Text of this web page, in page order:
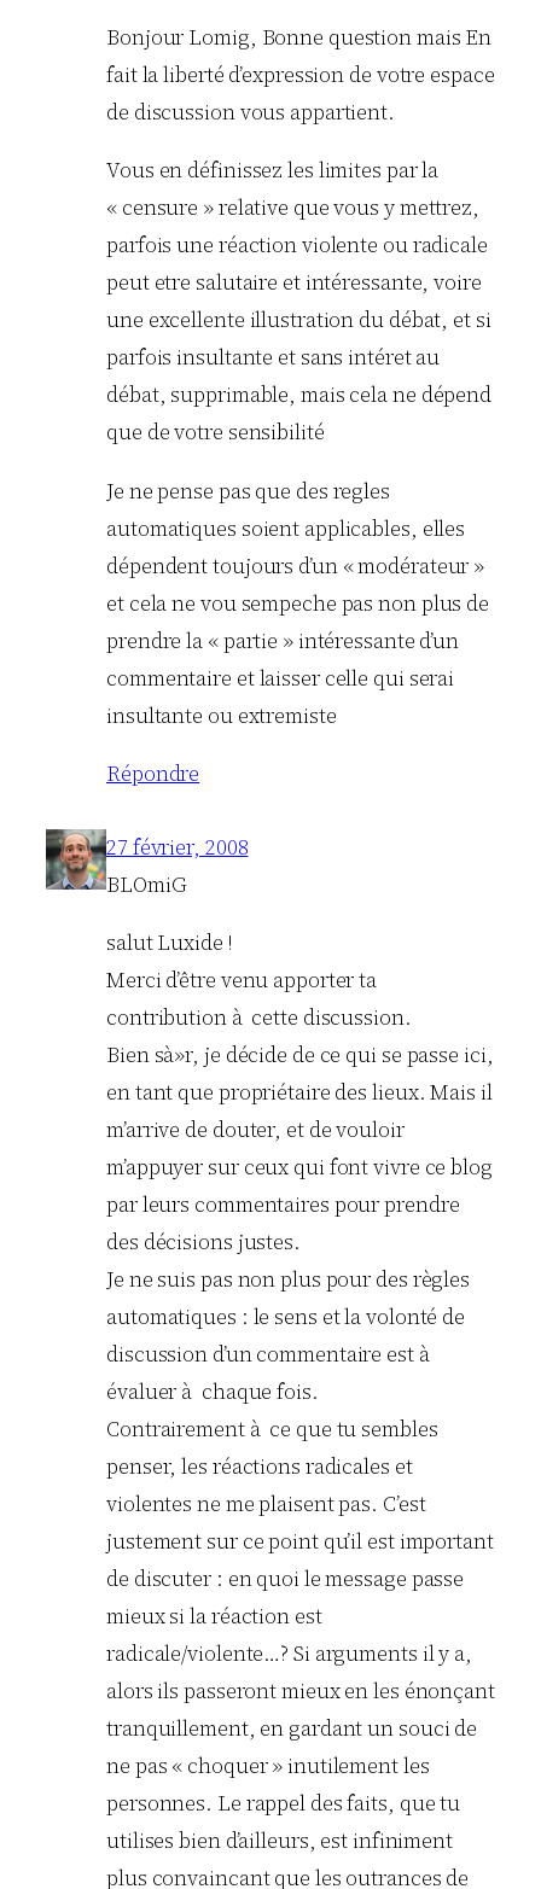
Bonjour Lomig, Bonne question mais En
fait la liberté d’expression de votre espace
de discussion vous appartient.
Vous en définissez les limites par la
« censure » relative que vous y mettrez,
parfois une réaction violente ou radicale
peut etre salutaire et intéressante, voire
une excellente illustration du débat, et si
parfois insultante et sans intéret au
débat, supprimable, mais cela ne dépend
que de votre sensibilité
Je ne pense pas que des regles
automatiques soient applicables, elles
dépendent toujours d’un « modérateur »
et cela ne vou sempeche pas non plus de
prendre la « partie » intéressante d’un
commentaire et laisser celle qui serai
insultante ou extremiste
Répondre
27 février, 2008
BLOmiG
salut Luxide !
Merci d’être venu apporter ta
contribution à cette discussion.
Bien sà»r, je décide de ce qui se passe ici,
en tant que propriétaire des lieux. Mais il
m’arrive de douter, et de vouloir
m’appuyer sur ceux qui font vivre ce blog
par leurs commentaires pour prendre
des décisions justes.
Je ne suis pas non plus pour des règles
automatiques : le sens et la volonté de
discussion d’un commentaire est à
évaluer à chaque fois.
Contrairement à ce que tu sembles
penser, les réactions radicales et
violentes ne me plaisent pas. C’est
justement sur ce point qu’il est important
de discuter : en quoi le message passe
mieux si la réaction est
radicale/violente…? Si arguments il y a,
alors ils passeront mieux en les énonçant
tranquillement, en gardant un souci de
ne pas « choquer » inutilement les
personnes. Le rappel des faits, que tu
utilises bien d’ailleurs, est infiniment
plus convaincant que les outrances de